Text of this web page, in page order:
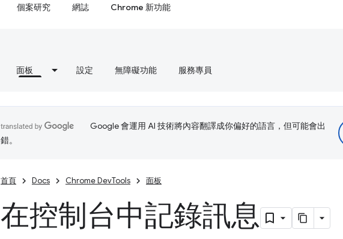
個案研究 網誌 Chrome 新功能
面板 設定 無障礙功能 服務專員
Google 會運用 AI 技術將內容翻譯成你偏好的語言，但可能會出
錯。
首頁 Docs Chrome DevTools 面板
在控制台中記錄訊息